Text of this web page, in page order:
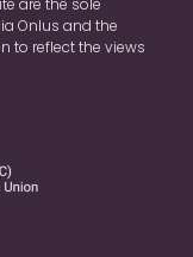
are the sole
Onlus and the
to reflect the views